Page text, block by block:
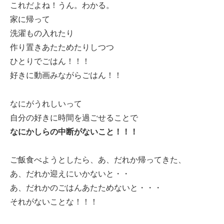
これだよね！うん。わかる。
家に帰って
洗濯もの入れたり
作り置きあたためたりしつつ
ひとりでごはん！！！
好きに動画みながらごはん！！
なにがうれしいって
自分の好きに時間を過ごせることで
なにかしらの中断がないこと！！！
ご飯食べようとしたら、あ、だれか帰ってきた、
あ、だれか迎えにいかないと・・
あ、だれかのごはんあたためないと・・・
それがないことな！！！